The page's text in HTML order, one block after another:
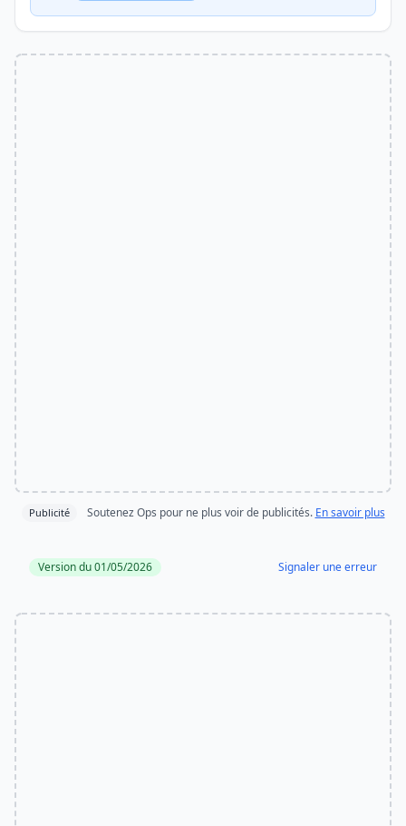
Publicité Soutenez Ops pour ne plus voir de publicités. En savoir plus
Version du 01/05/2026 Signaler une erreur